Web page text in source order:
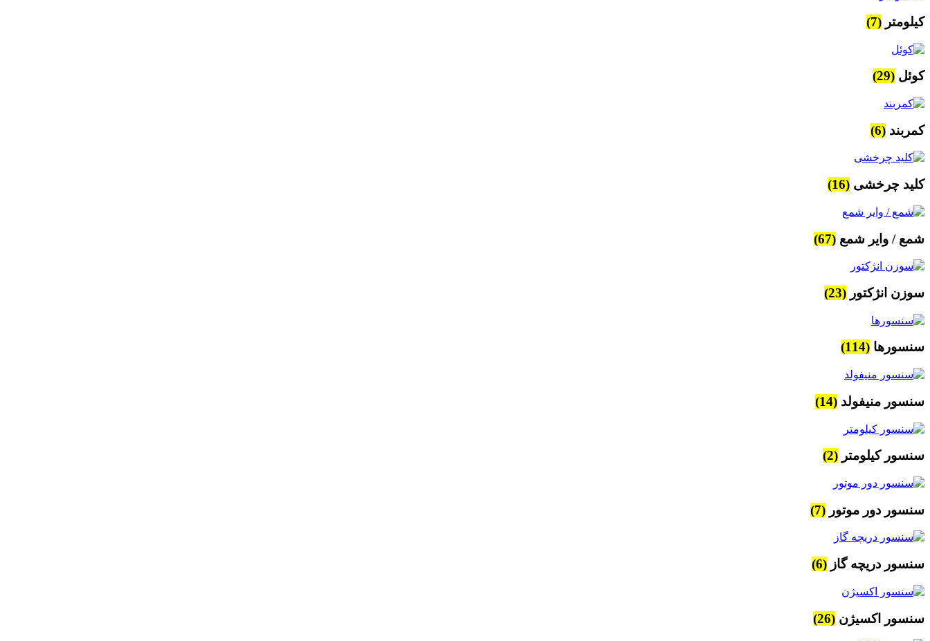
کیلومتر (7)
کوئل (29)
کمربند (6)
کلید چرخشی (16)
شمع / وایر شمع (67)
سوزن انژکتور (23)
سنسورها (114)
سنسور منیفولد (14)
سنسور کیلومتر (2)
سنسور دور موتور (7)
سنسور دریچه گاز (6)
سنسور اکسیژن (26)